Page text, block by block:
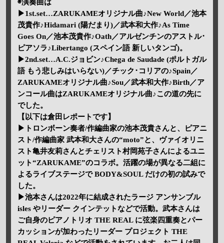
◉演奏曲は
▶1st.set…ZARUKAMEオリジナル曲♪New World／池本
茂貴作♪Hidamari (陽だまり)／武本和大作♪As Time
Goes On／池本茂貴作♪Oath／アルゼンチンのアストル･
ピアソラ♪Libertango (スペイン語 新しいタンゴ)。
▶2nd.set…A.C.ジョビン♪Chega de Saudade (ポルトガル
語 もう悲しみはいらない)／チック･コリアの♪Spain／
ZARUKAMEオリジナル曲♪Sou／武本和大作♪Birth／ア
ンコール曲はZARUKAMEオリジナル曲♪この道の先に
でした。
【以下は倉田レポートです】
▶トロンボーン奏者/作編曲家の池本茂貴さんと、ピアニ
スト/作編曲家 武本和大さんの“moto”と、ヴァイオリニ
スト亀井友莉さんとチェリスト村岡苑子さんによるユニ
ット“ZARUKAME”のコラボ。活躍の場が異なる二組に
よるライブステージで BODY&SOUL だけの初の試みで
した。
▶池本さんは2022年に結成されたラージ アンサンブル
isles やリーダー クインテットなどで活動。武本さんは
ご自身のピアノトリオ THE REAL に弦楽四重奏とパー
カッションが加わったリーダー プロジェクト THE